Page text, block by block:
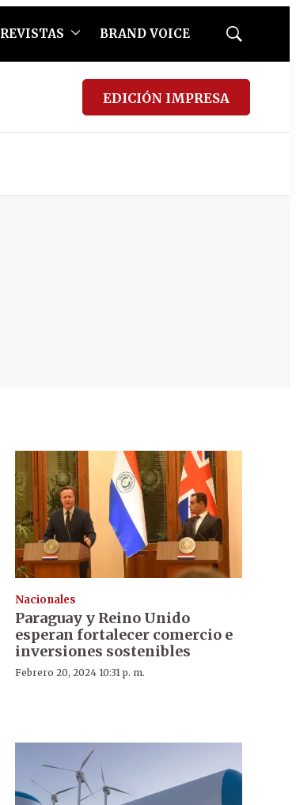
REVISTAS BRAND VOICE
Mostrar
EDICIÓN IMPRESA
Nacionales
Paraguay y Reino Unido
esperan fortalecer comercio e
inversiones sostenibles
Febrero 20, 2024 10:31 p. m.